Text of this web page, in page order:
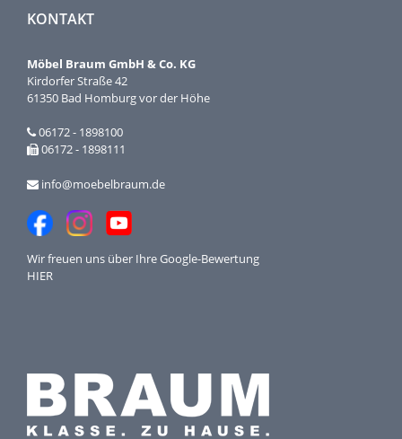
KONTAKT
Möbel Braum GmbH & Co. KG
Kirdorfer Straße 42
61350 Bad Homburg vor der Höhe
06172 - 1898100
06172 - 1898111
info@moebelbraum.de
Wir freuen uns über IhreGoogle-Bewertung
HIER